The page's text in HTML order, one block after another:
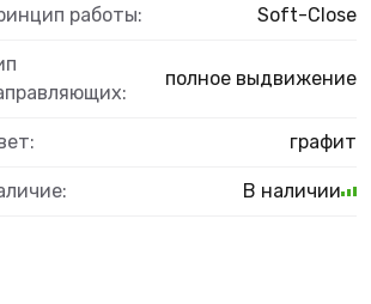
работы: Soft-Close
полное выдвижение
графит
В наличии